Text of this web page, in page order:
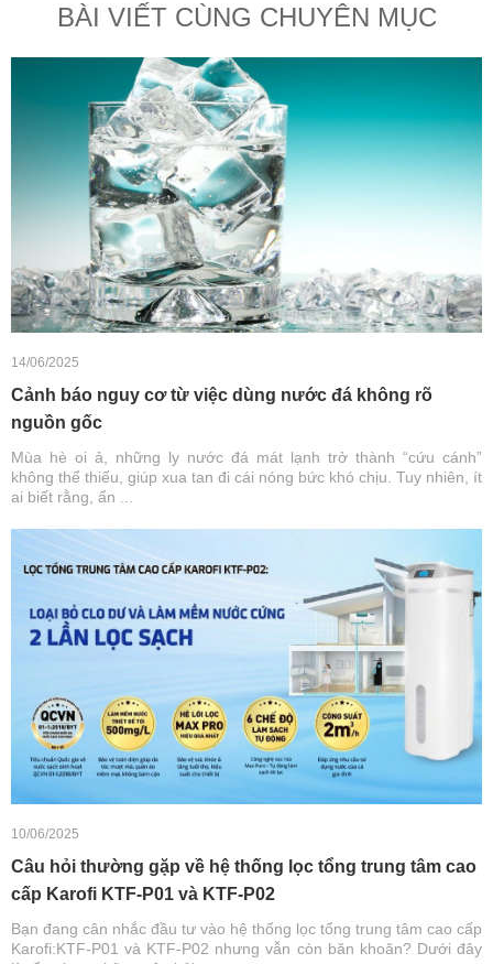
BÀI VIẾT CÙNG CHUYÊN MỤC
14/06/2025
Cảnh báo nguy cơ từ việc dùng nước đá không rõ
nguồn gốc
Mùa hè oi ả, những ly nước đá mát lạnh trở thành “cứu cánh”
không thể thiếu, giúp xua tan đi cái nóng bức khó chịu. Tuy nhiên, ít
ai biết rằng, ẩn ...
10/06/2025
Câu hỏi thường gặp về hệ thống lọc tổng trung tâm cao
cấp Karofi KTF-P01 và KTF-P02
Bạn đang cân nhắc đầu tư vào hệ thống lọc tổng trung tâm cao cấp
Karofi:KTF-P01 và KTF-P02 nhưng vẫn còn băn khoăn? Dưới đây